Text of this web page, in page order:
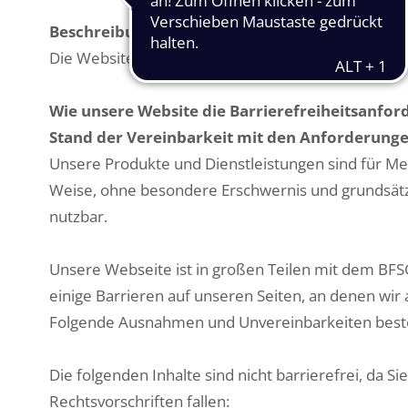
Beschreibung der Dienstleistung
Die Website informiert über den Golfclub, seine
Wie unsere Website die
Stand der Vereinbarkeit mit den
Unsere Produkte und Dienstleistungen sind für
Weise, ohne besondere Erschwernis und
nutzbar.
Unsere Webseite ist in großen Teilen mit dem
einige Barrieren auf unseren Seiten, an denen
Folgende Ausnahmen und Unvereinbarkeiten
Die folgenden Inhalte sind nicht barrierefrei, da
Rechtsvorschriften fallen: